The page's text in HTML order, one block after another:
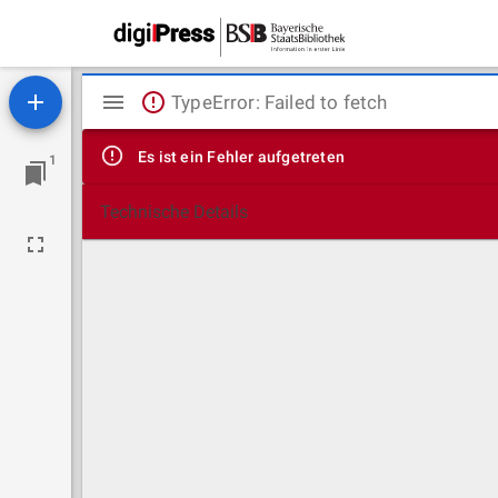
1
Mirador
Viewer
TypeError: Failed to fetch
Es ist ein Fehler aufgetreten
Technische Details